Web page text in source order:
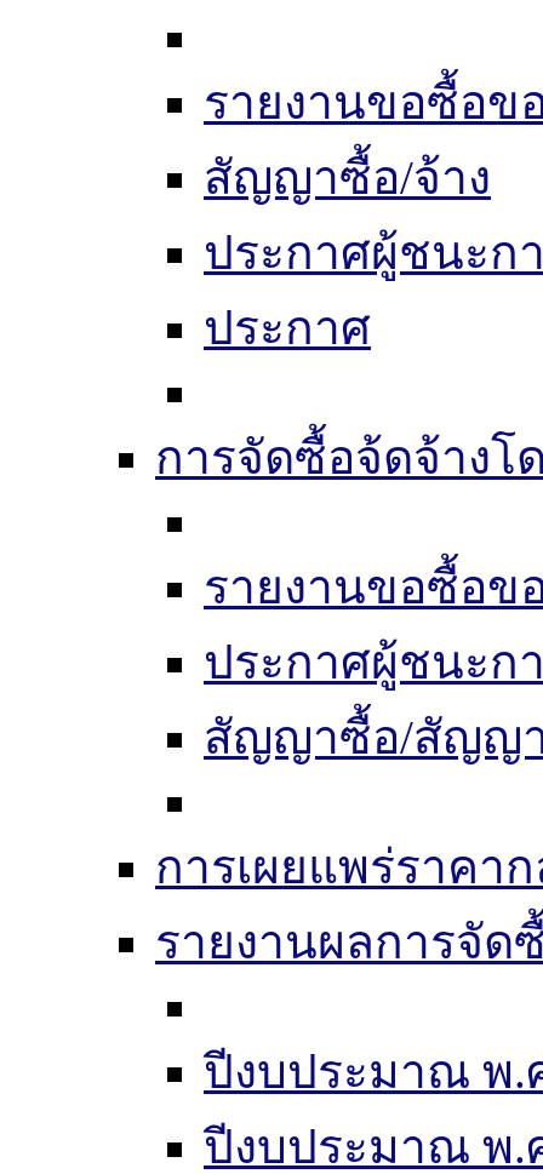
รายงานขอซื้อข
สัญญาซื้อ/จ้าง
ประกาศผู้ชนะก
ประกาศ
การจัดซื้อจ้ดจ้างโ
รายงานขอซื้อข
ประกาศผู้ชนะก
สัญญาซื้อ/สัญญ
การเผยแพร่ราคา
รายงานผลการจัด
ปีงบประมาณ พ.
ปีงบประมาณ พ.